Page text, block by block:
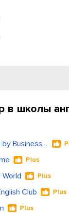
в школы
My English by Business Language
Plus
World Plus
Club Plus
Plus